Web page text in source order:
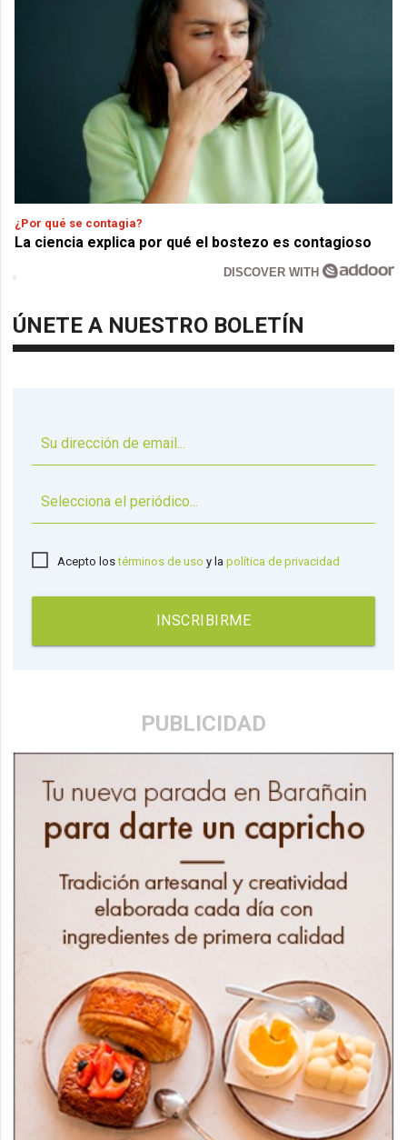
¿Por qué se contagia?
La ciencia explica por qué el bostezo es contagioso
DISCOVER WITH
ÚNETE A NUESTRO BOLETÍN
Acepto lostérminos de uso y lapolítica de privacidad
INSCRIBIRME
PUBLICIDAD